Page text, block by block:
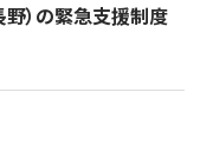
野）の緊急支援制度